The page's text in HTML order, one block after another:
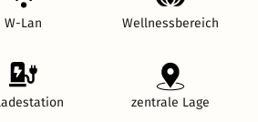
W-Lan Wellnessbereich
zentrale Lage